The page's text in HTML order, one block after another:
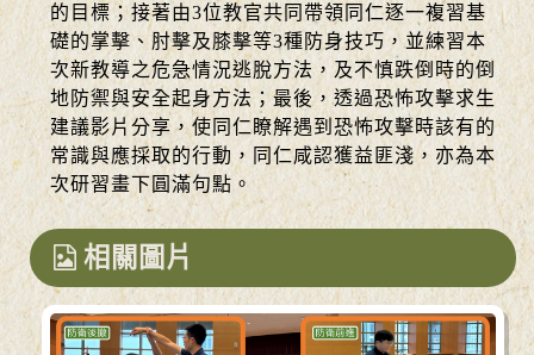
的目標；接著由3位教官共同帶領同仁逐一複習基
礎的掌擊、肘擊及膝擊等3種防身技巧，並練習本
次新教導之危急情況逃脫方法，及不慎跌倒時的倒
地防禦與安全起身方法；最後，透過恐怖攻擊求生
建議影片分享，使同仁瞭解遇到恐怖攻擊時該有的
常識與應採取的行動，同仁咸認獲益匪淺，亦為本
次研習畫下圓滿句點。
相關圖片